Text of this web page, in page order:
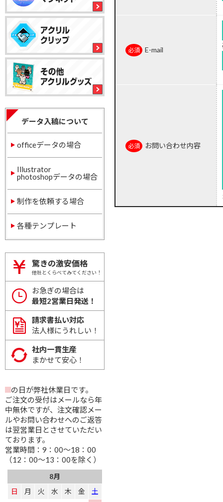
データ入稿について
officeデータの場合
Illustrator
photoshopデータの場合
制作を依頼する場合
各種テンプレート
驚きの激安価格
他社とくらべてみてください！
お急ぎの場合は
最短2営業日発送！
請求書払い対応
法人様にうれしい！
社内一貫生産
まかせて安心！
の日が弊社休業日です。
ご注文の受付はメールなら年
中無休ですが、注文確認メー
ルやお問い合わせへのご返答
は翌営業日とさせていただい
ております。
営業時間：9：00～18：00
（12：00～13：00を除く）
8月
日
月 火 水 木 金
土
E-mail
お問い合わせ内容